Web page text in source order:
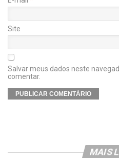
Site
Salvar meus dados neste
comentar.
MAIS